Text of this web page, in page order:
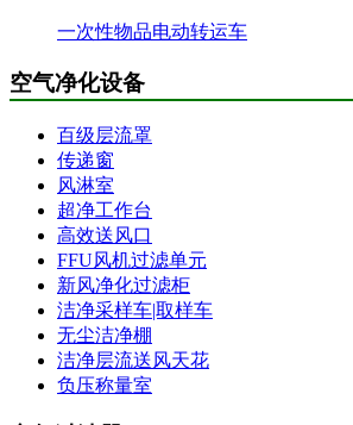
一次性物品电动转运车
空气净化设备
百级层流罩
传递窗
风淋室
超净工作台
高效送风口
FFU风机过滤单元
新风净化过滤柜
洁净采样车|取样车
无尘洁净棚
洁净层流送风天花
负压称量室